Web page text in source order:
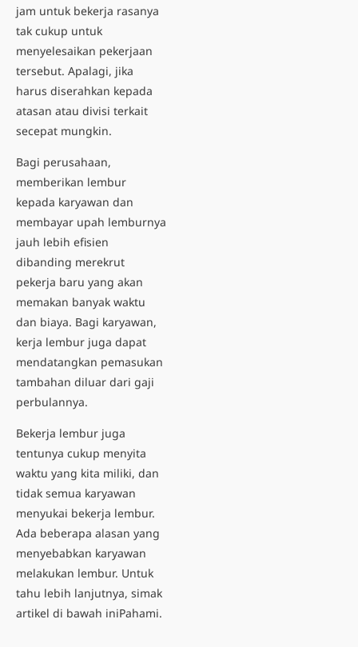
jam untuk bekerja rasanya
tak cukup untuk
menyelesaikan pekerjaan
tersebut. Apalagi, jika
harus diserahkan kepada
atasan atau divisi terkait
secepat mungkin.
Bagi perusahaan,
memberikan lembur
kepada karyawan dan
membayar upah lemburnya
jauh lebih efisien
dibanding merekrut
pekerja baru yang akan
memakan banyak waktu
dan biaya. Bagi karyawan,
kerja lembur juga dapat
mendatangkan pemasukan
tambahan diluar dari gaji
perbulannya.
Bekerja lembur juga
tentunya cukup menyita
waktu yang kita miliki, dan
tidak semua karyawan
menyukai bekerja lembur.
Ada beberapa alasan yang
menyebabkan karyawan
melakukan lembur. Untuk
tahu lebih lanjutnya, simak
artikel di bawah iniPahami.